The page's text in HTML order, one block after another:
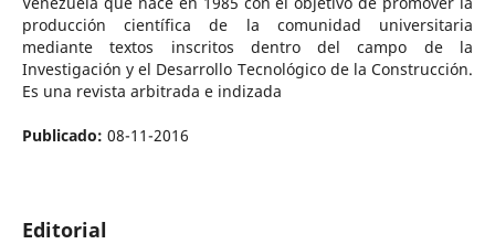
producción científica de la comunidad universitaria
mediante textos inscritos dentro del campo de la
Investigación y el Desarrollo Tecnológico de la Construcción.
Es una revista arbitrada e indizada
Publicado: 08-11-2016
Editorial